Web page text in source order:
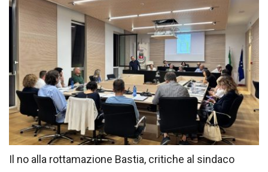
Il no alla rottamazione Bastia, critiche al sindaco